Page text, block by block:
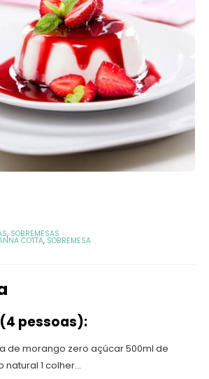
, SOBREMESAS
COTTA, SOBREMESA
pessoas):
de morango zero açúcar 500ml de
1 colher...